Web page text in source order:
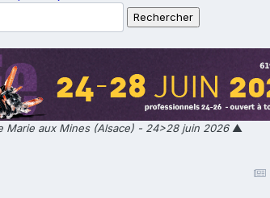
Marie aux Mines (Alsace) - 24>28 juin 2026▲